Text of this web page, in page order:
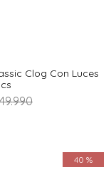
Clog Con Luces
.990
40 %